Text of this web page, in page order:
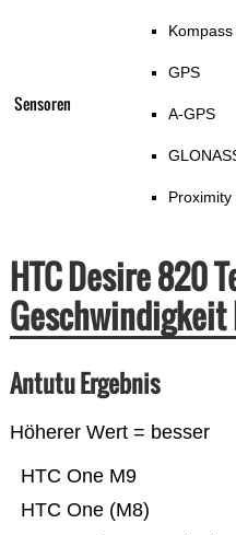
Sensoren
Kompass
GPS
A-GPS
Proximity
HTC Desire 820
Antutu Ergebnis
Höherer Wert = besser
HTC One (M8)
HTC One M9